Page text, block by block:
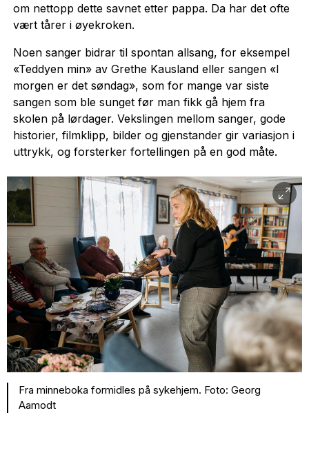
om nettopp dette savnet etter pappa. Da har det ofte
vært tårer i øyekroken.
Noen sanger bidrar til spontan allsang, for eksempel
«Teddyen min» av Grethe Kausland eller sangen «I
morgen er det søndag», som for mange var siste
sangen som ble sunget før man fikk gå hjem fra
skolen på lørdager. Vekslingen mellom sanger, gode
historier, filmklipp, bilder og gjenstander gir variasjon i
uttrykk, og forsterker fortellingen på en god måte.
Fra minneboka formidles på sykehjem. Foto: Georg
Aamodt